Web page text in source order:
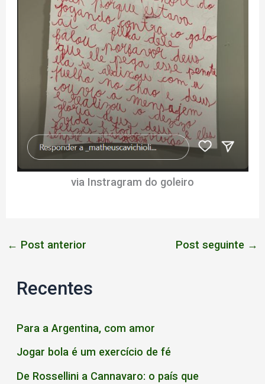
via Instragram do goleiro
← Post anterior Post seguinte →
Recentes
Para a Argentina, com amor
Jogar bola é um exercício de fé
De Rossellini a Cannavaro: o país que